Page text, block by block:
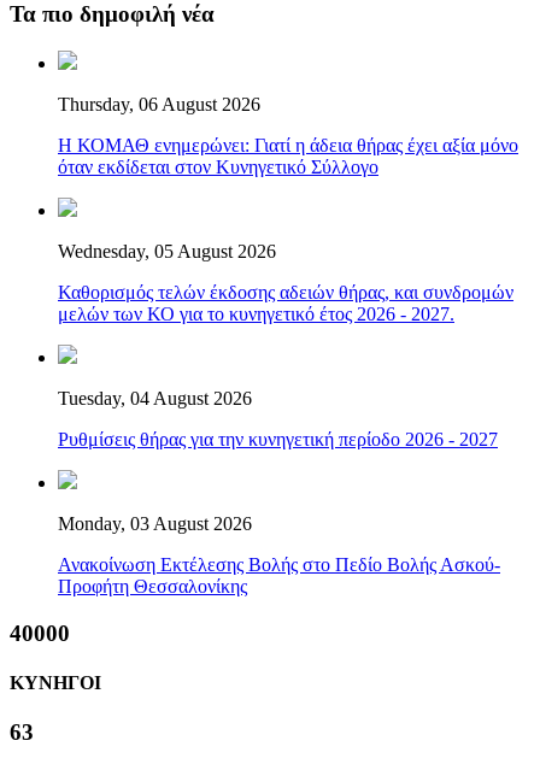
Τα πιο δημοφιλή νέα
Thursday, 06 August 2026
Η ΚΟΜΑΘ ενημερώνει: Γιατί η άδεια θήρας έχει αξία μόνο
όταν εκδίδεται στον Κυνηγετικό Σύλλογο
Wednesday, 05 August 2026
Καθορισμός τελών έκδοσης αδειών θήρας, και συνδρομών
μελών των ΚΟ για το κυνηγετικό έτος 2026 - 2027.
Tuesday, 04 August 2026
Ρυθμίσεις θήρας για την κυνηγετική περίοδο 2026 - 2027
Monday, 03 August 2026
Ανακοίνωση Εκτέλεσης Βολής στο Πεδίο Βολής Ασκού-
Προφήτη Θεσσαλονίκης
40000
ΚΥΝΗΓΟΙ
63